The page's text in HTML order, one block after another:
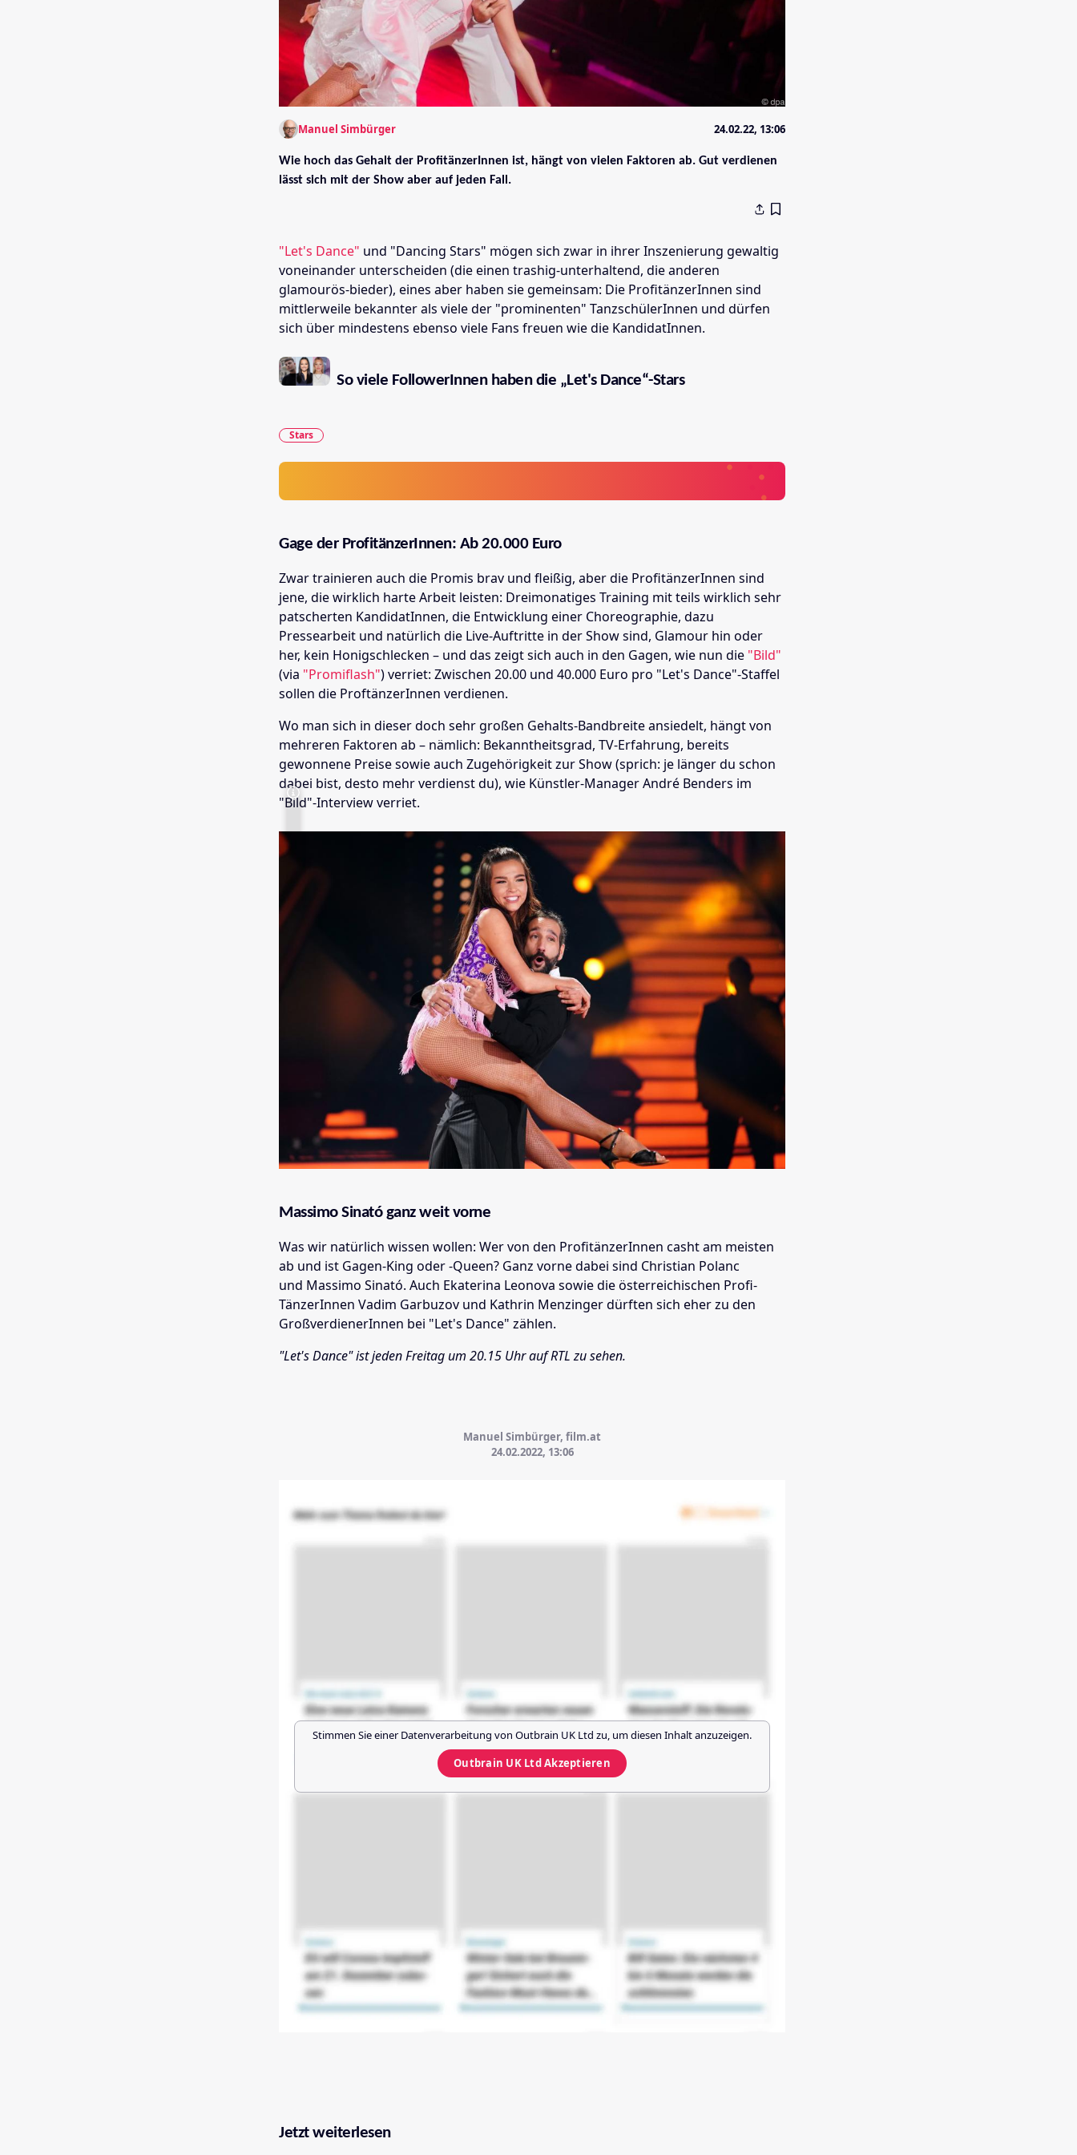
Manuel Simbürger 24.02.22, 13:06
Wie hoch das Gehalt der ProfitänzerInnen ist, hängt von vielen Faktoren ab. Gut verdienen
lässt sich mit der Show aber auf jeden Fall.
"Let's Dance" und "Dancing Stars" mögen sich zwar in ihrer Inszenierung gewaltig
voneinander unterscheiden (die einen trashig-unterhaltend, die anderen
glamourös-bieder), eines aber haben sie gemeinsam: Die ProfitänzerInnen sind
mittlerweile bekannter als viele der "prominenten" TanzschülerInnen und dürfen
sich über mindestens ebenso viele Fans freuen wie die KandidatInnen.
So viele FollowerInnen haben die „Let's Dance“-Stars
Stars
Gage der ProfitänzerInnen: Ab 20.000 Euro
Zwar trainieren auch die Promis brav und fleißig, aber die ProfitänzerInnen sind
jene, die wirklich harte Arbeit leisten: Dreimonatiges Training mit teils wirklich sehr
patscherten KandidatInnen, die Entwicklung einer Choreographie, dazu
Pressearbeit und natürlich die Live-Auftritte in der Show sind, Glamour hin oder
her, kein Honigschlecken – und das zeigt sich auch in den Gagen, wie nun die "Bild"
(via "Promiflash") verriet: Zwischen 20.00 und 40.000 Euro pro "Let's Dance"-Staffel
sollen die ProftänzerInnen verdienen.
Wo man sich in dieser doch sehr großen Gehalts-Bandbreite ansiedelt, hängt von
mehreren Faktoren ab – nämlich: Bekanntheitsgrad, TV-Erfahrung, bereits
gewonnene Preise sowie auch Zugehörigkeit zur Show (sprich: je länger du schon
dabei bist, desto mehr verdienst du), wie Künstler-Manager André Benders im
"Bild"-Interview verriet.
Massimo Sinató ganz weit vorne
Was wir natürlich wissen wollen: Wer von den ProfitänzerInnen casht am meisten
ab und ist Gagen-King oder -Queen? Ganz vorne dabei sind Christian Polanc
und Massimo Sinató. Auch Ekaterina Leonova sowie die österreichischen Profi-
TänzerInnen Vadim Garbuzov und Kathrin Menzinger dürften sich eher zu den
GroßverdienerInnen bei "Let's Dance" zählen.
"Let's Dance" ist jeden Freitag um 20.15 Uhr auf RTL zu sehen.
Manuel Simbürger, film.at
24.02.2022, 13:06
Stimmen Sie einer Datenverarbeitung von Outbrain UK Ltd zu, um diesen Inhalt anzuzeigen.
Outbrain UK LtdAkzeptieren
Jetzt weiterlesen